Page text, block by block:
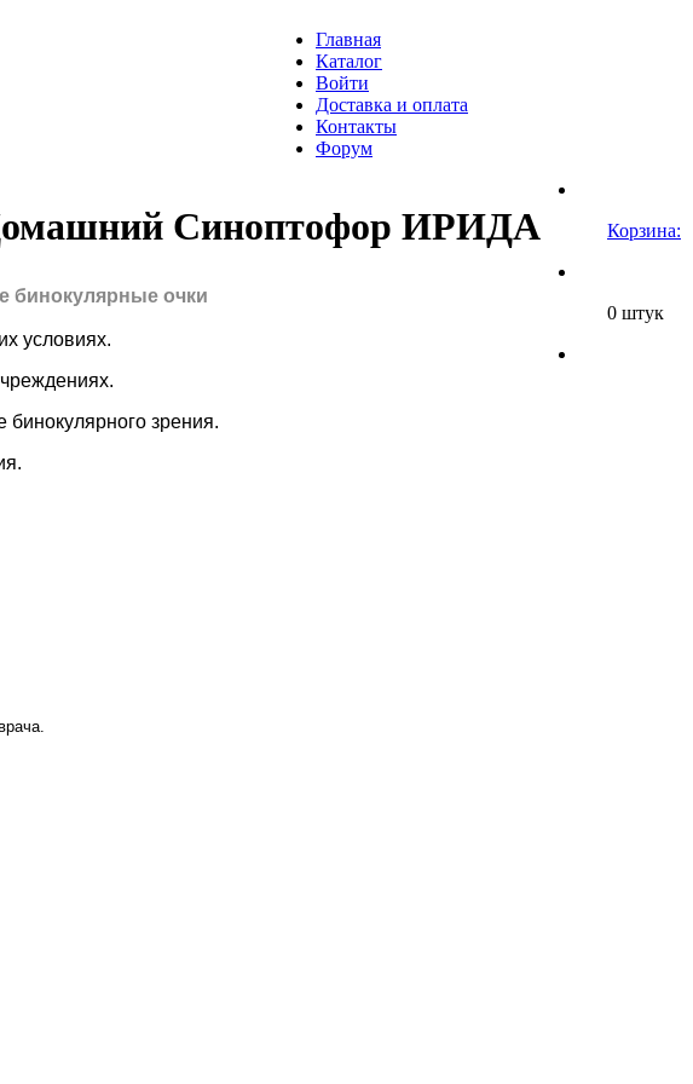
Главная
Каталог
Войти
Доставка и оплата
Контакты
Форум
Синоптофор ИРИДА
бинокулярные очки
условиях.
бинокулярного зрения.
Корзина:
0 штук